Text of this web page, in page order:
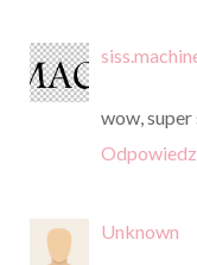
wow,
Odpowiedz
Unknown